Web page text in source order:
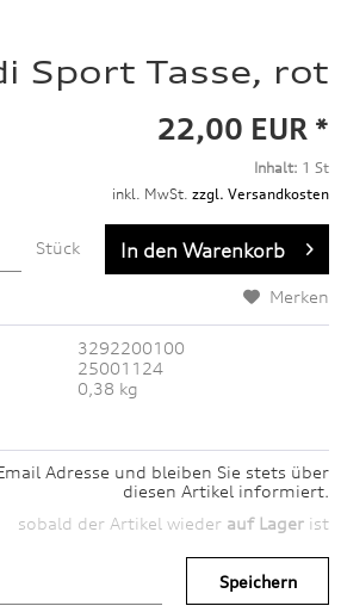
Sport Tasse, rot
22,00 EUR *
Inhalt: 1 St
inkl. MwSt. zzgl. Versandkosten
Stück In den Warenkorb
Merken
3292200100
25001124
0,38 kg
Adresse und bleiben Sie stets über
diesen Artikel informiert.
sobald der Artikel wieder auf Lager ist
Speichern